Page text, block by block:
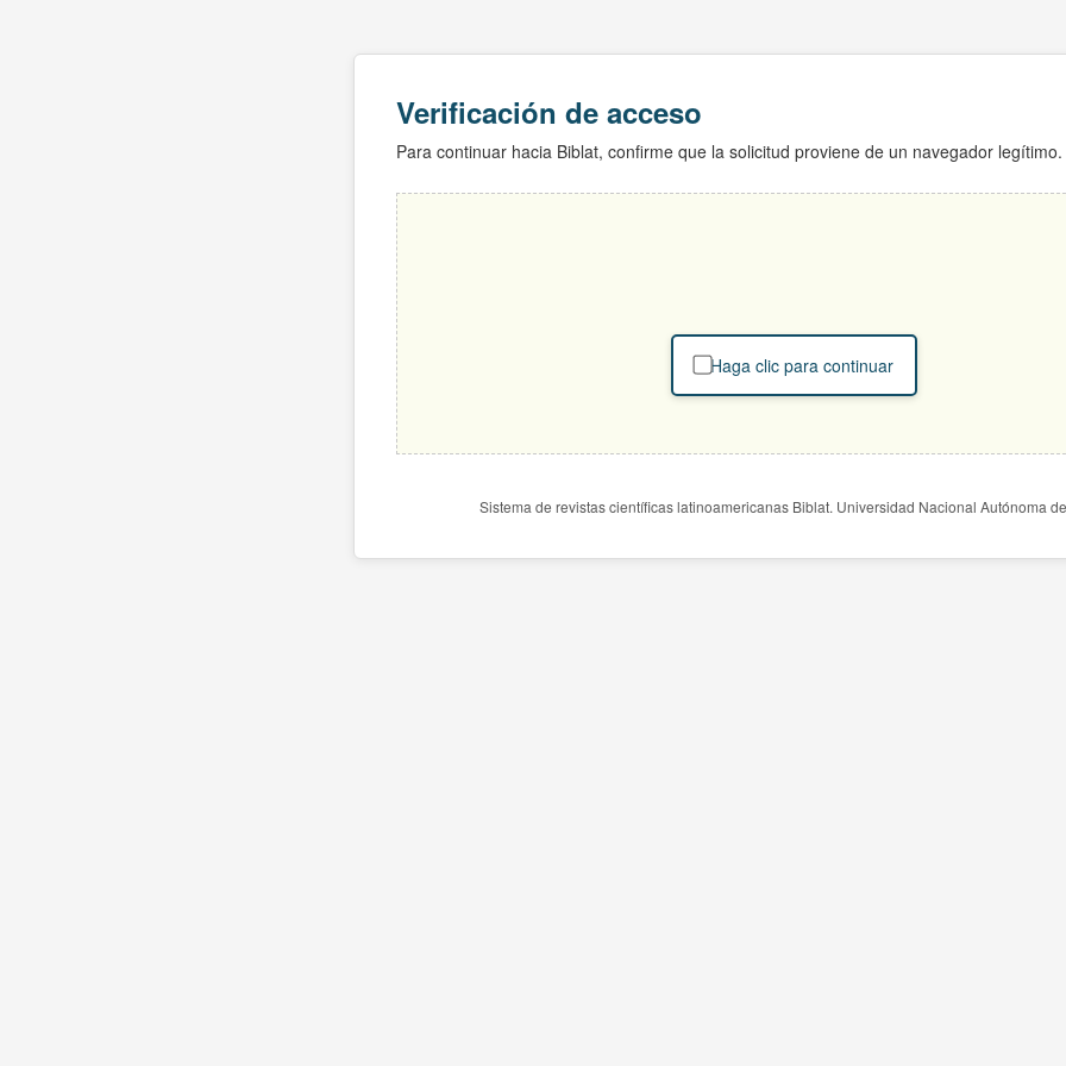
Verificación de acceso
Para continuar hacia Biblat, confirme que la solicitud proviene de un navegador legítimo.
Haga clic para continuar
Sistema de revistas científicas latinoamericanas Biblat. Universidad Nacional Autónoma